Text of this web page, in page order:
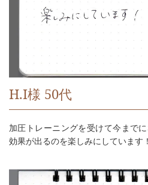
H.I様 50代
加圧トレーニングを受けて今まで
効果が出るのを楽しみにしています！